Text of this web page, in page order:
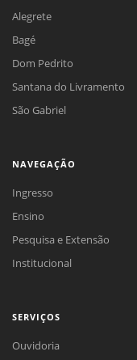
Alegrete
Bagé
Dom Pedrito
Santana do Livramento
São Gabriel
NAVEGAÇÃO
Ingresso
Ensino
Pesquisa e Extensão
Institucional
SERVIÇOS
Ouvidoria